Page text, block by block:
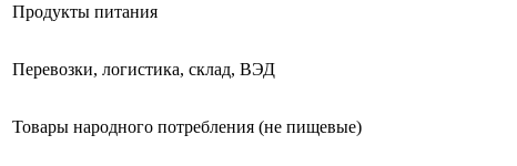
Продукты питания
Перевозки, логистика, склад, ВЭД
Товары народного потребления (не пищевые)